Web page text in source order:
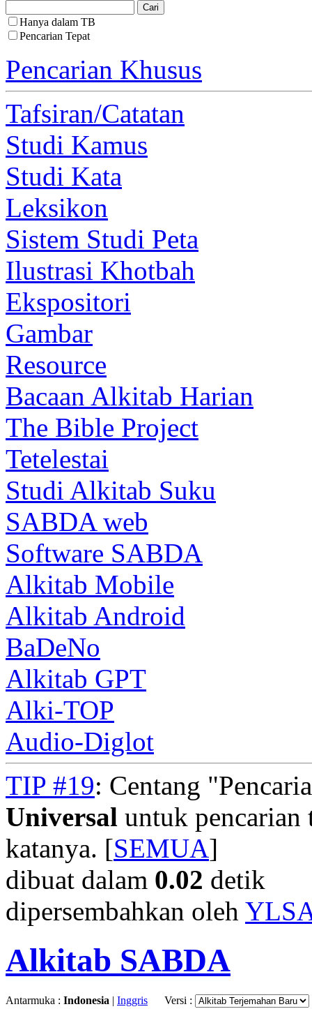
Hanya dalam TB
Pencarian Tepat
Pencarian Khusus
Tafsiran/Catatan
Studi Kamus
Studi Kata
Leksikon
Sistem Studi Peta
Ilustrasi Khotbah
Ekspositori
Gambar
Resource
Bacaan Alkitab Harian
The Bible Project
Tetelestai
Studi Alkitab Suku
SABDA web
Software SABDA
Alkitab Mobile
Alkitab Android
BaDeNo
Alkitab GPT
Alki-TOP
Audio-Diglot
TIP #19: Centang
Universal untuk pencarian
katanya. [SEMUA]
dibuat dalam 0.02 detik
dipersembahkan oleh
Alkitab SABDA
Antarmuka : Indonesia | Inggris Versi :